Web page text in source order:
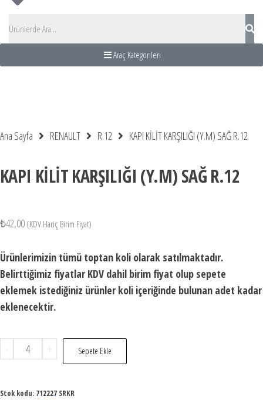
Araç Kategorileri
Ana Sayfa RENAULT R.12 KAPI KİLİT KARŞILIĞI (Y.M) SAĞ R.12
KAPI KİLİT KARŞILIĞI (Y.M) SAĞ R.12
₺42,00 (KDV Hariç Birim Fiyat)
Ürünlerimizin tümü toptan koli olarak satılmaktadır.
Belirttiğimiz fiyatlar KDV dahil birim fiyat olup sepete
eklemek istediğiniz ürünler koli içeriğinde bulunan adet kadar
eklenecektir.
- + Sepete Ekle
Stok kodu: 712227 SRKR